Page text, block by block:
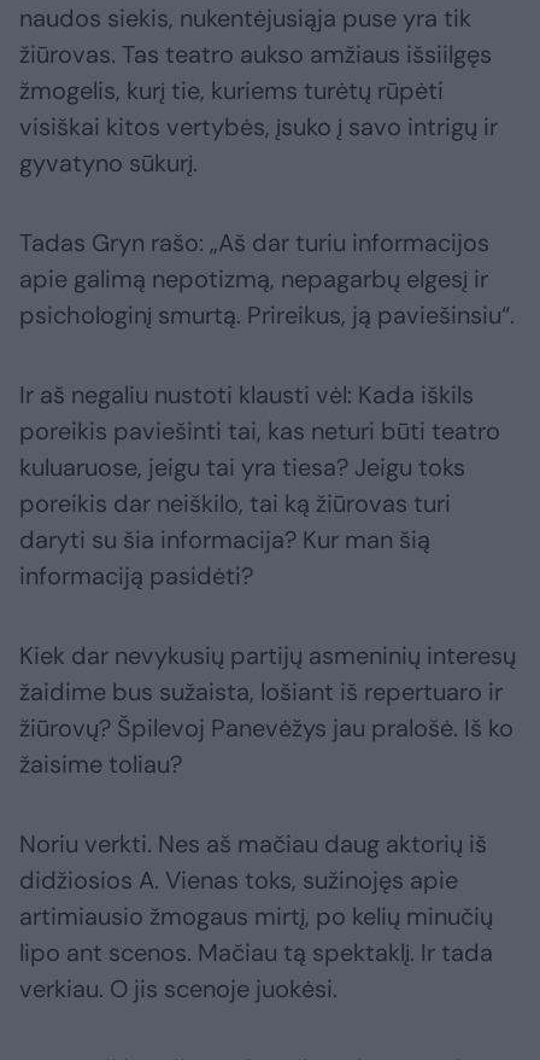
naudos siekis, nukentėjusiąja puse yra tik
žiūrovas. Tas teatro aukso amžiaus išsiilgęs
žmogelis, kurį tie, kuriems turėtų rūpėti
visiškai kitos vertybės, įsuko į savo intrigų ir
gyvatyno sūkurį.
Tadas Gryn rašo: „Aš dar turiu informacijos
apie galimą nepotizmą, nepagarbų elgesį ir
psichologinį smurtą. Prireikus, ją paviešinsiu“.
Ir aš negaliu nustoti klausti vėl: Kada iškils
poreikis paviešinti tai, kas neturi būti teatro
kuluaruose, jeigu tai yra tiesa? Jeigu toks
poreikis dar neiškilo, tai ką žiūrovas turi
daryti su šia informacija? Kur man šią
informaciją pasidėti?
Kiek dar nevykusių partijų asmeninių interesų
žaidime bus sužaista, lošiant iš repertuaro ir
žiūrovų? Špilevoj Panevėžys jau pralošė. Iš ko
žaisime toliau?
Noriu verkti. Nes aš mačiau daug aktorių iš
didžiosios A. Vienas toks, sužinojęs apie
artimiausio žmogaus mirtį, po kelių minučių
lipo ant scenos. Mačiau tą spektaklį. Ir tada
verkiau. O jis scenoje juokėsi.